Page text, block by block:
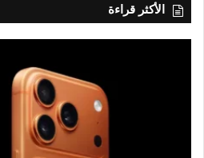
الأكثر قراءة